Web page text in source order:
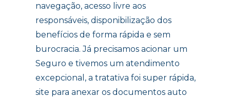
navegação, acesso livre aos
responsáveis, disponibilização dos
benefícios de forma rápida e sem
burocracia. Já precisamos acionar um
Seguro e tivemos um atendimento
excepcional, a tratativa foi super rápida,
site para anexar os documentos auto